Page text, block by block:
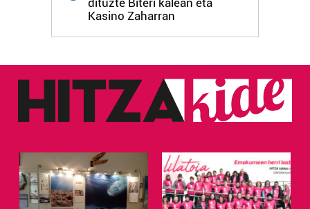
dituzte Biteri kalean eta
Kasino Zaharran